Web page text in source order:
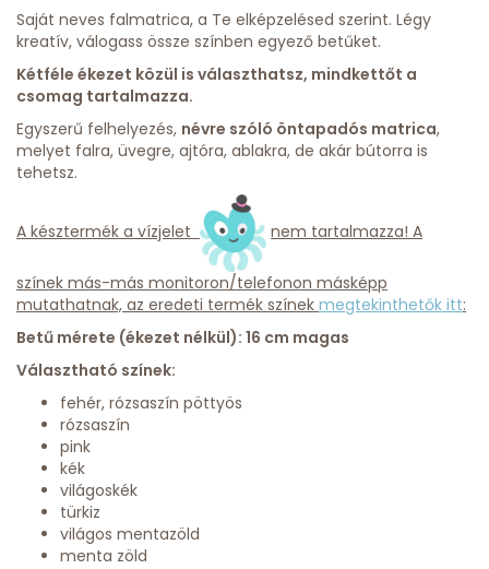
Saját neves falmatrica, a Te elképzelésed szerint. Légy
kreatív, válogass össze színben egyező betűket.
Kétféle ékezet közül is választhatsz, mindkettőt a
csomag tartalmazza.
Egyszerű felhelyezés, névre szóló öntapadós matrica,
melyet falra, üvegre, ajtóra, ablakra, de akár bútorra is
tehetsz.
A késztermék a vízjelet nem tartalmazza! A
színek más-más monitoron/telefonon másképp
mutathatnak, az eredeti termék színek megtekinthetők itt:
Betű mérete (ékezet nélkül): 16 cm magas
Választható színek:
fehér, rózsaszín pöttyös
rózsaszín
pink
kék
világoskék
türkiz
világos mentazöld
menta zöld